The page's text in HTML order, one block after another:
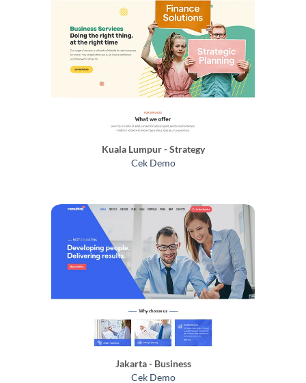
Kuala Lumpur - Strategy
Cek Demo
Jakarta - Business
Cek Demo